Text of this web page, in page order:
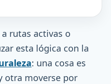
rutas activas o
esta lógica con la
: una cosa es
otra moverse por